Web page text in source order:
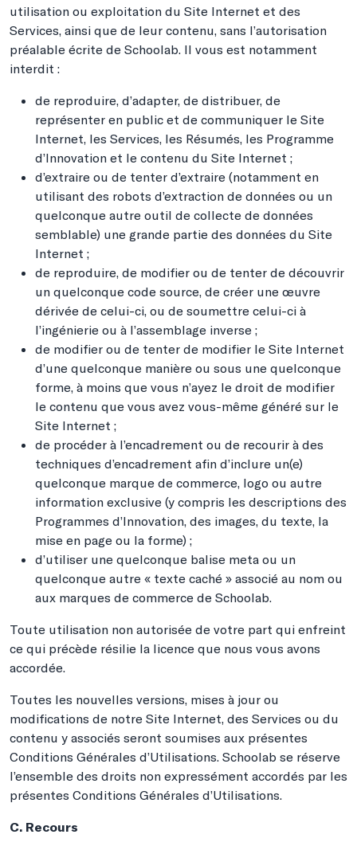
utilisation ou exploitation du Site Internet et des
Services, ainsi que de leur contenu, sans l’autorisation
préalable écrite de Schoolab. Il vous est notamment
interdit :
de reproduire, d’adapter, de distribuer, de
représenter en public et de communiquer le Site
Internet, les Services, les Résumés, les Programme
d’Innovation et le contenu du Site Internet ;
d’extraire ou de tenter d’extraire (notamment en
utilisant des robots d’extraction de données ou un
quelconque autre outil de collecte de données
semblable) une grande partie des données du Site
Internet ;
de reproduire, de modifier ou de tenter de découvrir
un quelconque code source, de créer une œuvre
dérivée de celui-ci, ou de soumettre celui-ci à
l’ingénierie ou à l’assemblage inverse ;
de modifier ou de tenter de modifier le Site Internet
d’une quelconque manière ou sous une quelconque
forme, à moins que vous n’ayez le droit de modifier
le contenu que vous avez vous-même généré sur le
Site Internet ;
de procéder à l’encadrement ou de recourir à des
techniques d’encadrement afin d’inclure un(e)
quelconque marque de commerce, logo ou autre
information exclusive (y compris les descriptions des
Programmes d’Innovation, des images, du texte, la
mise en page ou la forme) ;
d’utiliser une quelconque balise meta ou un
quelconque autre « texte caché » associé au nom ou
aux marques de commerce de Schoolab.
Toute utilisation non autorisée de votre part qui enfreint
ce qui précède résilie la licence que nous vous avons
accordée.
Toutes les nouvelles versions, mises à jour ou
modifications de notre Site Internet, des Services ou du
contenu y associés seront soumises aux présentes
Conditions Générales d’Utilisations. Schoolab se réserve
l’ensemble des droits non expressément accordés par les
présentes Conditions Générales d’Utilisations.
C. Recours